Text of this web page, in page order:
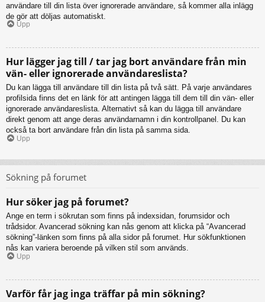
användare till din lista över ignorerade användare, så kommer alla inlägg
de gör att döljas automatiskt.
Upp
Hur lägger jag till / tar jag bort användare från min
vän- eller ignorerade användareslista?
Du kan lägga till användare till din lista på två sätt. På varje användares
profilsida finns det en länk för att antingen lägga till dem till din vän- eller
ignorerade användareslista. Alternativt så kan du lägga till användare
direkt genom att ange deras användarnamn i din kontrollpanel. Du kan
också ta bort användare från din lista på samma sida.
Upp
Sökning på forumet
Hur söker jag på forumet?
Ange en term i sökrutan som finns på indexsidan, forumsidor och
trådsidor. Avancerad sökning kan nås genom att klicka på “Avancerad
sökning”-länken som finns på alla sidor på forumet. Hur sökfunktionen
nås kan variera beroende på vilken stil som används.
Upp
Varför får jag inga träffar på min sökning?